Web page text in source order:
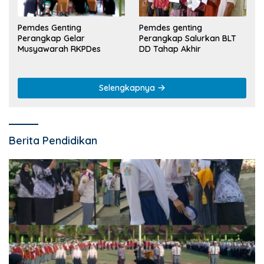
Pemdes Genting
Perangkap Gelar
Musyawarah RKPDes
Pemdes genting
Perangkap Salurkan BLT
DD Tahap Akhir
Selengkapnya
Berita Pendidikan